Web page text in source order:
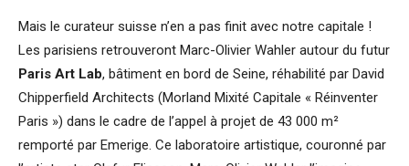
Mais le curateur suisse n’en a pas finit avec notre capitale !
Les parisiens retrouveront Marc-Olivier Wahler autour du futur
Paris Art Lab, bâtiment en bord de Seine, réhabilité par David
Chipperfield Architects (Morland Mixité Capitale « Réinventer
Paris ») dans le cadre de l’appel à projet de 43 000 m²
remporté par Emerige. Ce laboratoire artistique, couronné par